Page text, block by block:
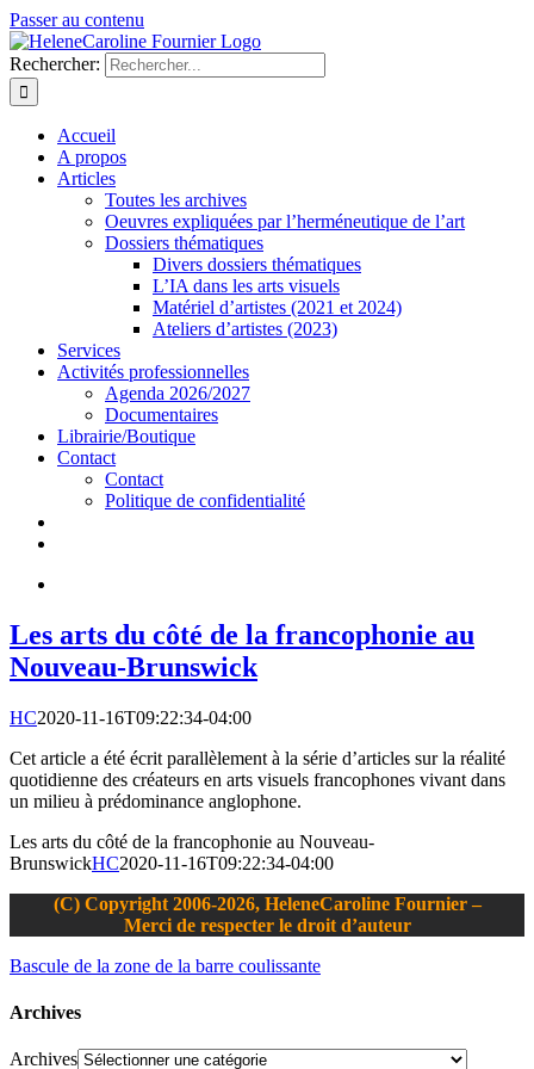
Passer au contenu
Rechercher:
Accueil
A propos
Articles
Toutes les archives
Oeuvres expliquées par l’herméneutique de l’art
Dossiers thématiques
Divers dossiers thématiques
L’IA dans les arts visuels
Matériel d’artistes (2021 et 2024)
Ateliers d’artistes (2023)
Services
Activités professionnelles
Agenda 2026/2027
Documentaires
Librairie/Boutique
Contact
Contact
Politique de confidentialité
Les arts du côté de la francophonie au
Nouveau-Brunswick
HC2020-11-16T09:22:34-04:00
Cet article a été écrit parallèlement à la série d’articles sur la réalité
quotidienne des créateurs en arts visuels francophones vivant dans
un milieu à prédominance anglophone.
Les arts du côté de la francophonie au Nouveau-
BrunswickHC2020-11-16T09:22:34-04:00
(C) Copyright 2006-2026, HeleneCaroline Fournier –
Merci de respecter le droit d’auteur
Bascule de la zone de la barre coulissante
Archives
Archives